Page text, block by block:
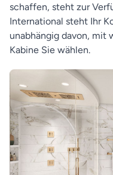
schaffen, steht zur
International steht Ihr
unabhängig davon, mit
Kabine Sie wählen.